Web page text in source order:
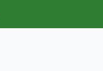
нюансам 2026
и рисков